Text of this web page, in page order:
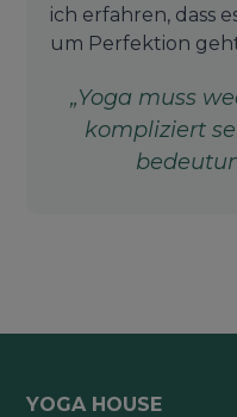
ich erfahren, dass
um Perfektion
„Yoga muss
kompliziert
YOGA HOUSE